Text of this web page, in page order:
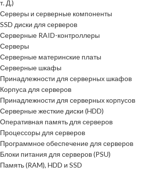
т. Д.)
Серверы и серверные компоненты
SSD диски для серверов
Серверные RAID-контроллеры
Серверы
Серверные материнские платы
Серверные шкафы
Принадлежности для серверных шкафов
Корпуса для серверов
Принадлежности для серверных корпусов
Серверные жесткие диски (HDD)
Оперативная память для серверов
Процессоры для серверов
Программное обеспечение для серверов
Блоки питания для серверов (PSU)
Память (RAM), HDD и SSD